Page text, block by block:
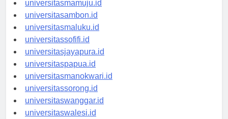
universitasmamuju.id
universitasambon.id
universitasmaluku.id
universitassofifi.id
universitasjayapura.id
universitaspapua.id
universitasmanokwari.id
universitassorong.id
universitaswanggar.id